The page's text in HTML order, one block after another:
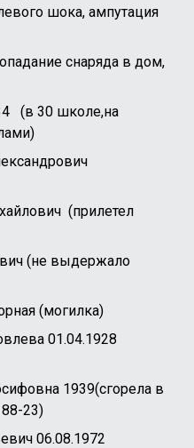
шока, ампутация
снаряда в дом,
(в 30 школе,на
(прилетел
(не выдержало
(могилка)
01.04.1928
1939(сгорела в
23)
06.08.1972